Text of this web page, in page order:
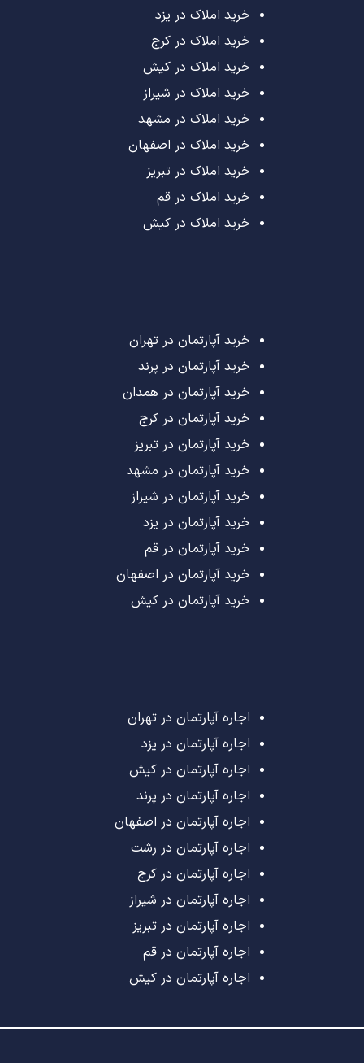
خرید املاک در یزد
خرید املاک در کرج
خرید املاک در کیش
خرید املاک در شیراز
خرید املاک در مشهد
خرید املاک در اصفهان
خرید املاک در تبریز
خرید املاک در قم
خرید املاک در کیش
خرید آپارتمان در تهران
خرید آپارتمان در پرند
خرید آپارتمان در همدان
خرید آپارتمان در کرج
خرید آپارتمان در تبریز
خرید آپارتمان در مشهد
خرید آپارتمان در شیراز
خرید آپارتمان در یزد
خرید آپارتمان در قم
خرید آپارتمان در اصفهان
خرید آپارتمان در کیش
اجاره آپارتمان در تهران
اجاره آپارتمان در یزد
اجاره آپارتمان در کیش
اجاره آپارتمان در پرند
اجاره آپارتمان در اصفهان
اجاره آپارتمان در رشت
اجاره آپارتمان در کرج
اجاره آپارتمان در شیراز
اجاره آپارتمان در تبریز
اجاره آپارتمان در قم
اجاره آپارتمان در کیش